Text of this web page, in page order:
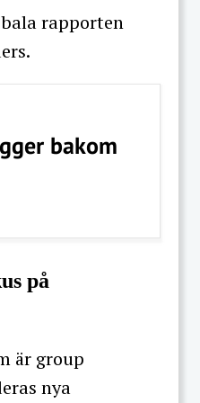
rapporten
bakom
på
är group
nya